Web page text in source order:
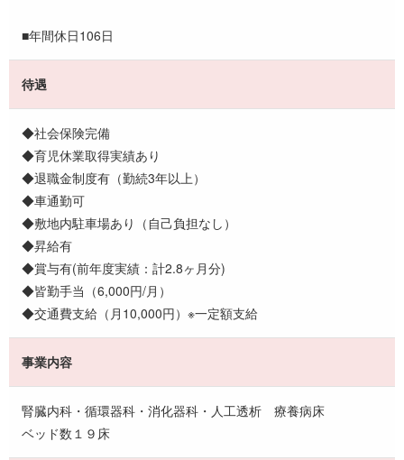
■年間休日106日
待遇
◆社会保険完備
◆育児休業取得実績あり
◆退職金制度有（勤続3年以上）
◆車通勤可
◆敷地内駐車場あり（自己負担なし）
◆昇給有
◆賞与有(前年度実績：計2.8ヶ月分)
◆皆勤手当（6,000円/月）
◆交通費支給（月10,000円）※一定額支給
事業内容
腎臓内科・循環器科・消化器科・人工透析 療養病床
ベッド数１９床